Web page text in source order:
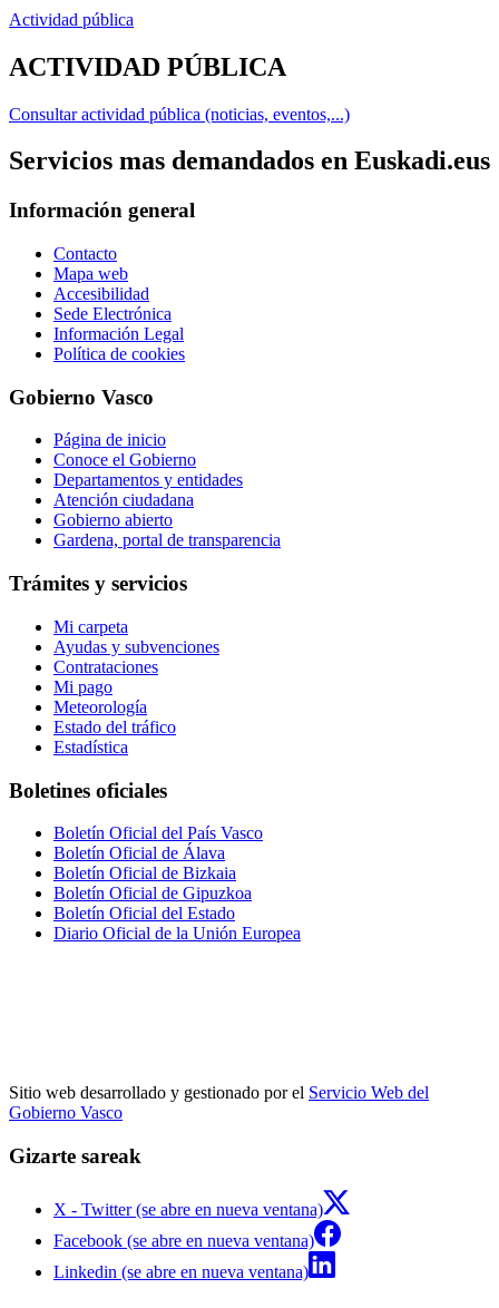
Actividad pública
ACTIVIDAD PÚBLICA
Consultar actividad pública (noticias, eventos,...)
Servicios mas demandados en Euskadi.eus
Información general
Contacto
Mapa web
Accesibilidad
Sede Electrónica
Información Legal
Política de cookies
Gobierno Vasco
Página de inicio
Conoce el Gobierno
Departamentos y entidades
Atención ciudadana
Gobierno abierto
Gardena, portal de transparencia
Trámites y servicios
Mi carpeta
Ayudas y subvenciones
Contrataciones
Mi pago
Meteorología
Estado del tráfico
Estadística
Boletines oficiales
Boletín Oficial del País Vasco
Boletín Oficial de Álava
Boletín Oficial de Bizkaia
Boletín Oficial de Gipuzkoa
Boletín Oficial del Estado
Diario Oficial de la Unión Europea
Sitio web desarrollado y gestionado por el Servicio Web del
Gobierno Vasco
Gizarte sareak
X - Twitter (se abre en nueva ventana)
Facebook (se abre en nueva ventana)
Linkedin (se abre en nueva ventana)